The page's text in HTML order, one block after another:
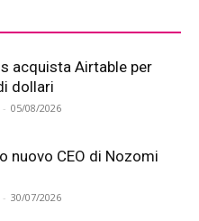
acquista Airtable per
dollari
- 05/08/2026
nuovo CEO di Nozomi
- 30/07/2026